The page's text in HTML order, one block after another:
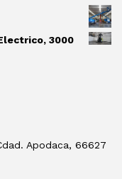
3000
Apodaca, 66627